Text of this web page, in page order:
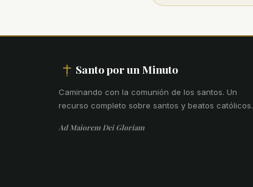
Santo por un Minuto
Caminando con la comunión de los santos. Un
recurso completo sobre santos y beatos católicos.
Ad Maiorem Dei Gloriam